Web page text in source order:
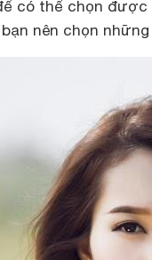
có thể chọn được
nên chọn những